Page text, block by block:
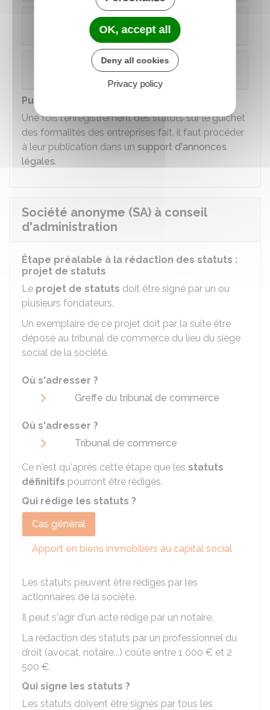
Statuts contenant une transmission de fonds
de commerce
Statuts contenant une transmission de droits
Publication des statuts
Une fois l'enregistrement des statuts sur le guichet
des formalités des entreprises fait, il faut procéder
à leur publication dans un support d'annonces
légales.
Société anonyme (SA) à conseil
d'administration
Étape préalable à la rédaction des statuts :
projet de statuts
Le projet de statuts doit être signé par un ou
plusieurs fondateurs.
Un exemplaire de ce projet doit par la suite être
déposé au tribunal de commerce du lieu du siège
social de la société.
Où s'adresser ?
Greffe du tribunal de commerce
Où s'adresser ?
Tribunal de commerce
Ce n'est qu'après cette étape que les statuts
définitifs pourront être rédigés.
Qui rédige les statuts ?
Cas général
Apport en biens immobiliers au capital social
Les statuts peuvent être rédigés par les
actionnaires de la société.
Il peut s'agir d'un acte rédigé par un notaire.
La rédaction des statuts par un professionnel du
droit (avocat, notaire...) coûte entre 1 000 € et 2
500 €.
Qui signe les statuts ?
Les statuts doivent être signés par tous les
OK, accept all
Deny all cookies
Privacy policy